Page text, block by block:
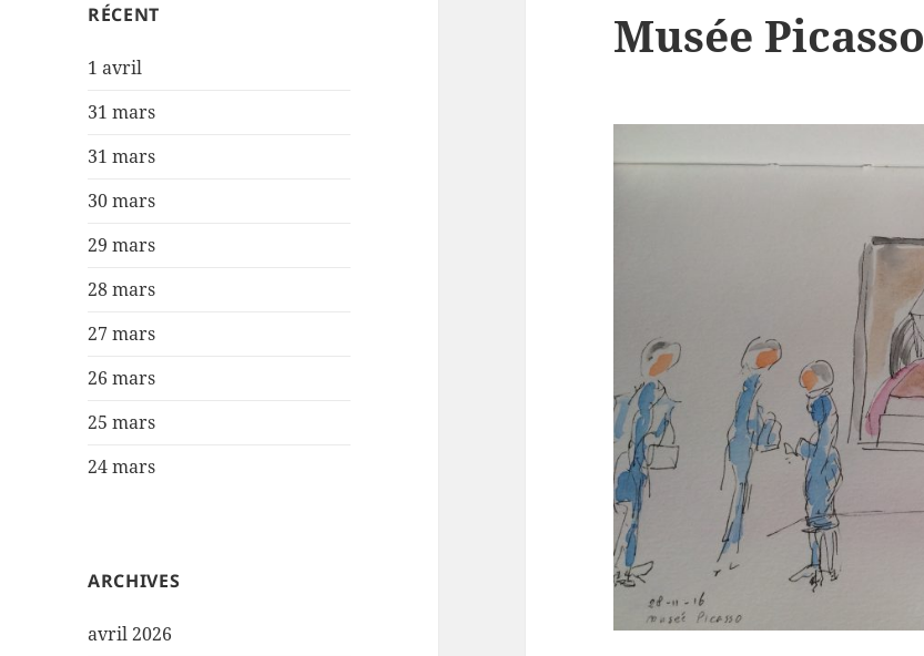
RÉCENT
1 avril
31 mars
31 mars
30 mars
29 mars
28 mars
27 mars
26 mars
25 mars
24 mars
ARCHIVES
avril 2026
Musée Picasso